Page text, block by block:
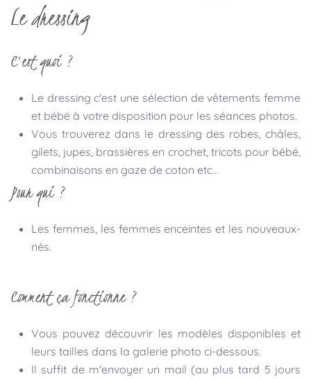
Le dressing
C'est quoi ?
Le dressing c'est une sélection de vêtements femme
et bébé à votre disposition pour les séances photos.
Vous trouverez dans le dressing des robes, châles,
gilets, jupes, brassières en crochet, tricots pour bébé,
combinaisons en gaze de coton etc...
Pour qui ?
Les femmes, les femmes enceintes et les nouveaux-
nés.
Comment ça fonctionne ?
Vous pouvez découvrir les modèles disponibles et
leurs tailles dans la galerie photo ci-dessous.
Il suffit de m'envoyer un mail (au plus tard 5 jours